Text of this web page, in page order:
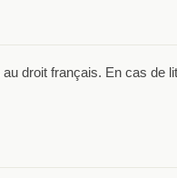
droit français. En cas de